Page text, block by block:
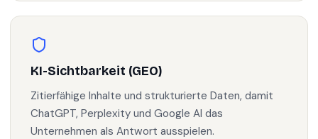
KI-Sichtbarkeit (GEO)
Zitierfähige Inhalte und strukturierte Daten, damit
ChatGPT, Perplexity und Google AI das
Unternehmen als Antwort ausspielen.